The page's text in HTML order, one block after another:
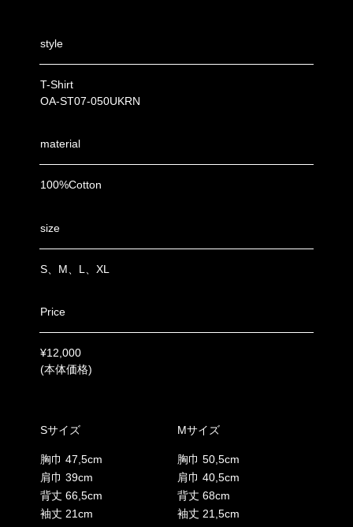
style
T-Shirt
OA-ST07-050UKRN
material
100%Cotton
size
S、M、L、XL
Price
¥12,000
(本体価格)
Sサイズ Mサイズ
胸巾 47,5cm
胸巾 50,5cm
肩巾 39cm
肩巾 40,5cm
背丈 66,5cm
背丈 68cm
袖丈 21cm
袖丈 21,5cm